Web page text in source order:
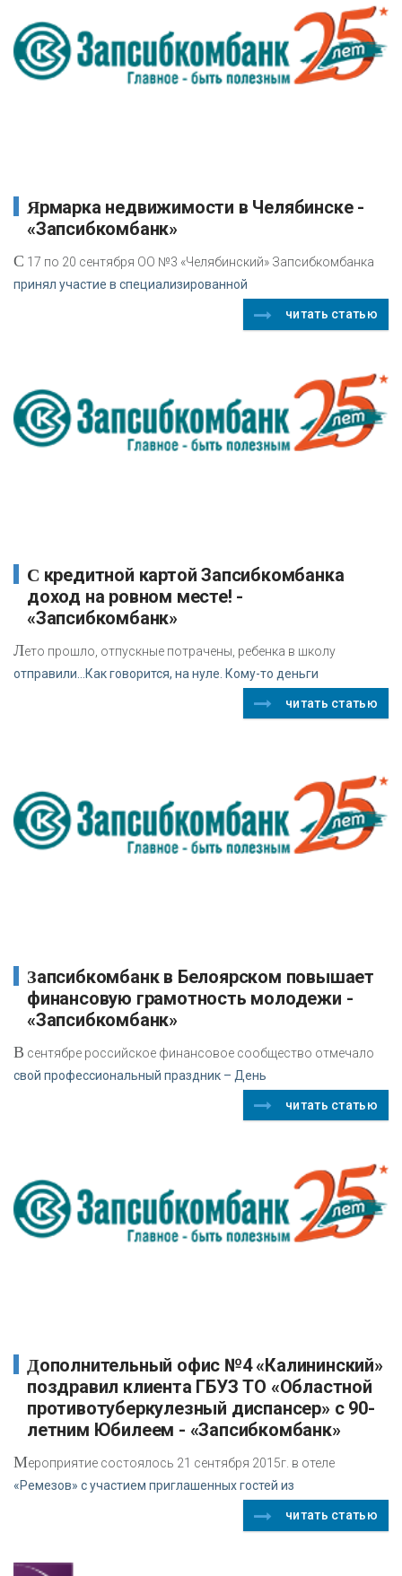
Ярмарка недвижимости в Челябинске -
«Запсибкомбанк»
C 17 по 20 сентября ОО №3 «Челябинский» Запсибкомбанка
принял участие в специализированной
читать статью
С кредитной картой Запсибкомбанка
доход на ровном месте! -
«Запсибкомбанк»
Лето прошло, отпускные потрачены, ребенка в школу
отправили…Как говорится, на нуле. Кому-то деньги
читать статью
Запсибкомбанк в Белоярском повышает
финансовую грамотность молодежи -
«Запсибкомбанк»
В сентябре российское финансовое сообщество отмечало
свой профессиональный праздник – День
читать статью
Дополнительный офис №4 «Калининский»
поздравил клиента ГБУЗ ТО «Областной
противотуберкулезный диспансер» с 90-
летним Юбилеем - «Запсибкомбанк»
Мероприятие состоялось 21 сентября 2015г. в отеле
«Ремезов» с участием приглашенных гостей из
читать статью